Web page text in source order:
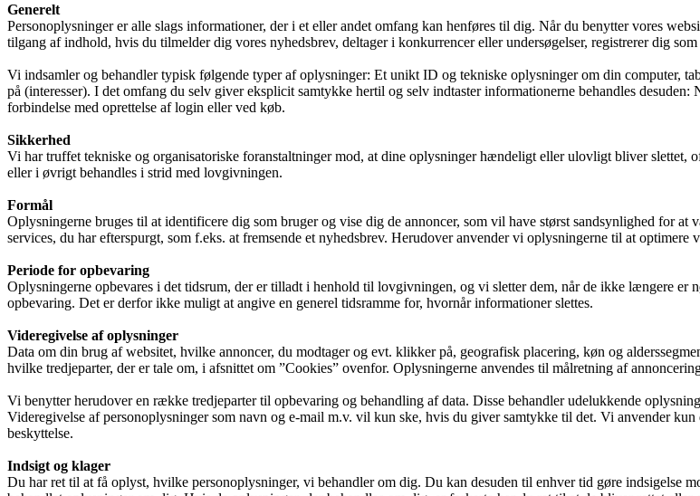
Generelt
Personoplysninger er alle slags informationer, der i et eller andet omfang kan henføres til dig. Når du benytter vores
tilgang af indhold, hvis du tilmelder dig vores nyhedsbrev, deltager i konkurrencer eller undersøgelser, registrerer dig
Vi indsamler og behandler typisk følgende typer af oplysninger: Et unikt ID og tekniske oplysninger om din computer,
på (interesser). I det omfang du selv giver eksplicit samtykke hertil og selv indtaster informationerne behandles
forbindelse med oprettelse af login eller ved køb.
Sikkerhed
Vi har truffet tekniske og organisatoriske foranstaltninger mod, at dine oplysninger hændeligt eller ulovligt bliver
eller i øvrigt behandles i strid med lovgivningen.
Formål
Oplysningerne bruges til at identificere dig som bruger og vise dig de annoncer, som vil have størst sandsynlighed for
services, du har efterspurgt, som f.eks. at fremsende et nyhedsbrev. Herudover anvender vi oplysningerne til at optimere
Periode for opbevaring
Oplysningerne opbevares i det tidsrum, der er tilladt i henhold til lovgivningen, og vi sletter dem, når de ikke længere
opbevaring. Det er derfor ikke muligt at angive en generel tidsramme for, hvornår informationer slettes.
Videregivelse af oplysninger
Data om din brug af websitet, hvilke annoncer, du modtager og evt. klikker på, geografisk placering, køn og
hvilke tredjeparter, der er tale om, i afsnittet om ”Cookies” ovenfor. Oplysningerne anvendes til målretning af
Vi benytter herudover en række tredjeparter til opbevaring og behandling af data. Disse behandler udelukkende
Videregivelse af personoplysninger som navn og e-mail m.v. vil kun ske, hvis du giver samtykke til det. Vi anvender
beskyttelse.
Indsigt og klager
Du har ret til at få oplyst, hvilke personoplysninger, vi behandler om dig. Du kan desuden til enhver tid gøre indsigelse